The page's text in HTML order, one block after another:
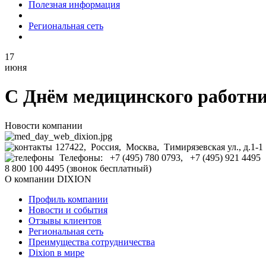
Полезная информация
Региональная сеть
17
июня
C Днём медицинского
Новости компании
127422, Россия, Москва, Тимирязевская ул., д.1-1
Телефоны: +7 (495) 780 0793, +7 (495) 921 4495
8 800 100 4495 (звонок бесплатный)
О компании DIXION
Профиль компании
Новости и события
Отзывы клиентов
Региональная сеть
Преимущества сотрудничества
Dixion в мире